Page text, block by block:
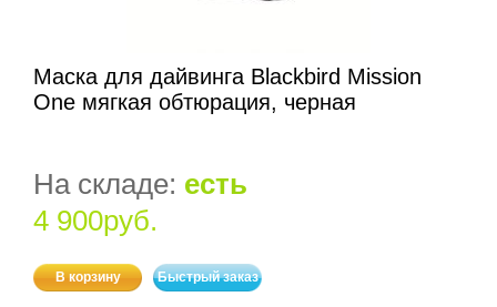
Маска для дайвинга Blackbird Mission
One мягкая обтюрация, черная
На складе: есть
4 900руб.
В корзину Быстрый заказ